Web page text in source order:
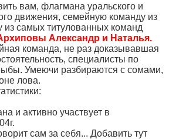
вам, флагмана уральского и
движения, семейную команду из
из самых титулованных команд
Александр и Наталья.
команда, не раз доказывавшая
специалисты по
Умеючи разбираются с сомами,
лова.
и активно участвует в
сам за себя... Добавить тут